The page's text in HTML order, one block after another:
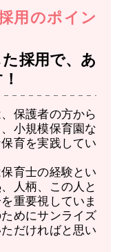
用のポイン
採用で、あ
保護者の方から
小規模保育園な
育を実践してい
育士の経験とい
人柄、この人と
重要視していま
めにサンライズ
だければと思い